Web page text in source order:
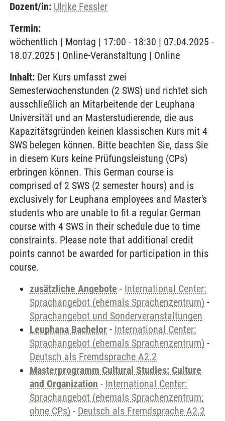
Dozent/in: Ulrike Fessler
Termin:
wöchentlich | Montag | 17:00 - 18:30 | 07.04.2025 -
18.07.2025 | Online-Veranstaltung | Online
Inhalt: Der Kurs umfasst zwei
Semesterwochenstunden (2 SWS) und richtet sich
ausschließlich an Mitarbeitende der Leuphana
Universität und an Masterstudierende, die aus
Kapazitätsgründen keinen klassischen Kurs mit 4
SWS belegen können. Bitte beachten Sie, dass Sie
in diesem Kurs keine Prüfungsleistung (CPs)
erbringen können. This German course is
comprised of 2 SWS (2 semester hours) and is
exclusively for Leuphana employees and Master's
students who are unable to fit a regular German
course with 4 SWS in their schedule due to time
constraints. Please note that additional credit
points cannot be awarded for participation in this
course.
zusätzliche Angebote - International Center:
Sprachangebot (ehemals Sprachenzentrum) -
Sprachangebot und Sonderveranstaltungen
Leuphana Bachelor - International Center:
Sprachangebot (ehemals Sprachenzentrum) -
Deutsch als Fremdsprache A2.2
Masterprogramm Cultural Studies: Culture
and Organization - International Center:
Sprachangebot (ehemals Sprachenzentrum;
ohne CPs) - Deutsch als Fremdsprache A2.2